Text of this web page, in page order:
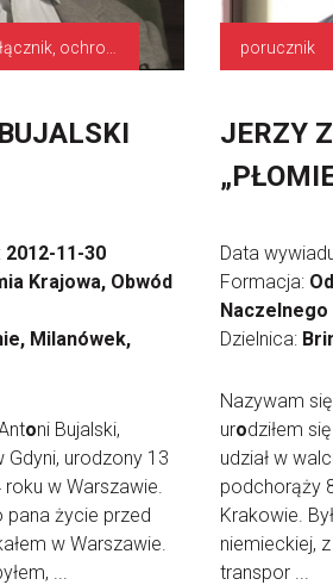
2012-11-30
Krajowa, Obwód
Milanówek,
oni Bujalski,
Gdyni, urodzony 13
w Warszawie.
pana życie przed
w Warszawie.
...
porucznik
JERZY
Data
Formacja:
Naczelnego
Dzielnica:
Nazywam
urodziłem
udział w
podchorąży
Krakowie.
niemieckiej,
transpor ...